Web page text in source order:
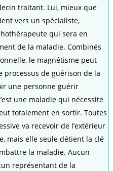
traitant. Lui, mieux que
vers un spécialiste,
qui sera en
de la maladie. Combinés
le magnétisme peut
processus de guérison de la
une personne guérir
une maladie qui nécessite
totalement en sortir. Toutes
va recevoir de l’extérieur
mais elle seule détient la clé
la maladie. Aucun
représentant de la